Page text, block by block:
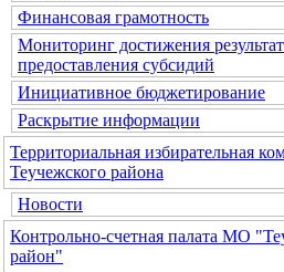
Финансовая грамотность
Мониторинг достижения
предоставления субсидий
Инициативное бюджетирование
Раскрытие информации
Территориальная избирательная
Теучежского района
Новости
Контрольно-счетная палата МО
район"